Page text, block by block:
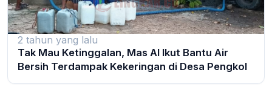
2 tahun yang lalu
Tak Mau Ketinggalan, Mas Al Ikut Bantu Air
Bersih Terdampak Kekeringan di Desa Pengkol